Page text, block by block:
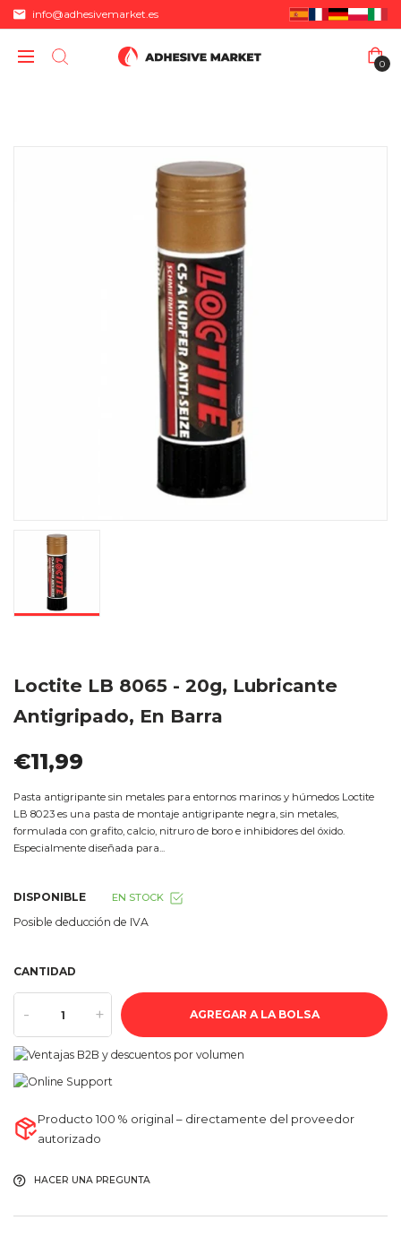
info@adhesivemarket.es
0
Loctite LB 8065 - 20g, Lubricante
Antigripado, En Barra
€11,99
Pasta antigripante sin metales para entornos marinos y húmedos Loctite
LB 8023 es una pasta de montaje antigripante negra, sin metales,
formulada con grafito, calcio, nitruro de boro e inhibidores del óxido.
Especialmente diseñada para...
DISPONIBLE EN STOCK
Posible deducción de IVA
CANTIDAD
- + AGREGAR A LA BOLSA
Producto 100 % original – directamente del proveedor
autorizado
HACER UNA PREGUNTA